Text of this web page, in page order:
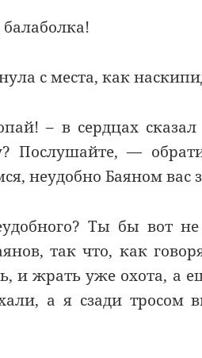
с места, как
– в сердцах
Послушайте, —
неудобно Баяном вас
Ты бы вот не
так что, как
и жрать уже охота, а
а я сзади